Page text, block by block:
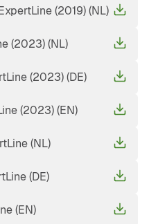
(2019) (NL)
(2023) (NL)
(2023) (DE)
(2023) (EN)
(NL)
(DE)
(EN)